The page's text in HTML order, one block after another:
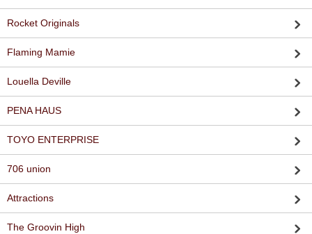
Rocket Originals
Flaming Mamie
Louella Deville
PENA HAUS
TOYO ENTERPRISE
706 union
Attractions
The Groovin High